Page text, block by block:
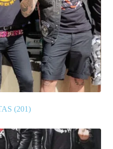
(201)